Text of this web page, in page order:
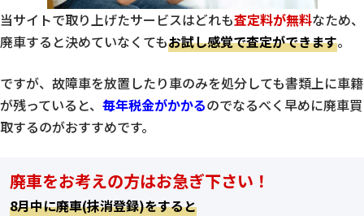
当サイトで取り上げたサービスはどれも査定料が無料なため、
廃車すると決めていなくてもお試し感覚で査定ができます。
ですが、故障車を放置したり車のみを処分しても書類上に車籍
が残っていると、 毎年税金がかかるのでなるべく早めに廃車買
取するのがおすすめです。
廃車をお考えの方はお急ぎ下さい！
8月中に廃車(抹消登録)をすると